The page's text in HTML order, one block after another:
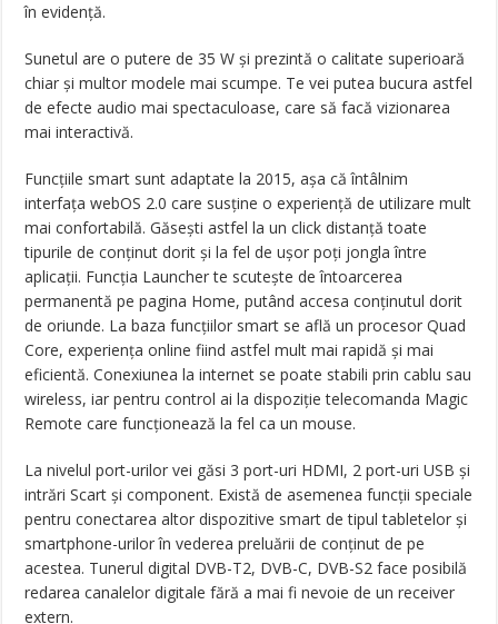
în evidență.
Sunetul are o putere de 35 W și prezintă o calitate superioară
chiar și multor modele mai scumpe. Te vei putea bucura astfel
de efecte audio mai spectaculoase, care să facă vizionarea
mai interactivă.
Funcțiile smart sunt adaptate la 2015, așa că întâlnim
interfața webOS 2.0 care susține o experiență de utilizare mult
mai confortabilă. Găsești astfel la un click distanță toate
tipurile de conținut dorit și la fel de ușor poți jongla între
aplicații. Funcția Launcher te scutește de întoarcerea
permanentă pe pagina Home, putând accesa conținutul dorit
de oriunde. La baza funcțiilor smart se află un procesor Quad
Core, experiența online fiind astfel mult mai rapidă și mai
eficientă. Conexiunea la internet se poate stabili prin cablu sau
wireless, iar pentru control ai la dispoziție telecomanda Magic
Remote care funcționează la fel ca un mouse.
La nivelul port-urilor vei găsi 3 port-uri HDMI, 2 port-uri USB și
intrări Scart și component. Există de asemenea funcții speciale
pentru conectarea altor dispozitive smart de tipul tabletelor și
smartphone-urilor în vederea preluării de conținut de pe
acestea. Tunerul digital DVB-T2, DVB-C, DVB-S2 face posibilă
redarea canalelor digitale fără a mai fi nevoie de un receiver
extern.